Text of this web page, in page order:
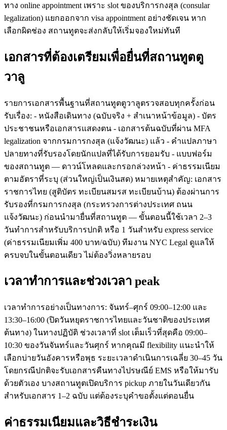
ทาง online appointment เพราะ slot ของบริการกงสุล (consular
legalization) แยกออกจาก visa appointment อย่างชัดเจน หาก
เลือกผิดช่อง สถานทูตจะส่งกลับให้เริ่มจองใหม่ทันที
เอกสารที่ต้องเตรียมเพื่อยื่นที่สถานทูตตู
วาลู
รายการเอกสารพื้นฐานที่สถานทูตตูวาลูตรวจสอบทุกครั้งก่อน
รับเรื่อง: - หนังสือเดินทาง (ฉบับจริง + สำเนาหน้าข้อมูล) - บัตร
ประชาชนหรือเอกสารแสดงตน - เอกสารต้นฉบับที่ผ่าน MFA
legalization จากกรมการกงสุล (แจ้งวัฒนะ) แล้ว - คำแปลภาษา
ปลายทางที่รับรองโดยนักแปลที่ได้รับการยอมรับ - แบบฟอร์ม
ของสถานทูต — ดาวน์โหลดและกรอกล่วงหน้า - ค่าธรรมเนียม
ตามอัตราที่ระบุ (ส่วนใหญ่เป็นเงินสด) หมายเหตุสำคัญ: เอกสาร
ราชการไทย (สูติบัตร ทะเบียนสมรส ทะเบียนบ้าน) ต้องผ่านการ
รับรองที่กรมการกงสุล (กระทรวงการต่างประเทศ ถนน
แจ้งวัฒนะ) ก่อนนำมายื่นที่สถานทูต — ขั้นตอนนี้ใช้เวลา 2–3
วันทำการสำหรับบริการปกติ หรือ 1 วันสำหรับ express service
(ค่าธรรมเนียมเพิ่ม 400 บาท/ฉบับ) ทีมงาน NYC Legal ดูแลให้
ครบจบในขั้นตอนเดียว ไม่ต้องวิ่งหลายรอบ
เวลาทำการและช่วงเวลา peak
เวลาทำการอย่างเป็นทางการ: จันทร์–ศุกร์ 09:00–12:00 และ
13:30–16:00 (ปิดวันหยุดราชการไทยและวันชาติของประเทศ
ต้นทาง) ในทางปฏิบัติ ช่วงเวลาที่ slot เต็มเร็วที่สุดคือ 09:00–
10:30 ของวันจันทร์และวันศุกร์ หากคุณมี flexibility แนะนำให้
เลือกบ่ายวันอังคารหรือพุธ ระยะเวลาดำเนินการเฉลี่ย 30–45 วัน
โดยกรณีปกติจะรับเอกสารคืนทางไปรษณีย์ EMS หรือให้มารับ
ด้วยตัวเอง บางสถานทูตเปิดบริการ pickup ภายในวันเดียวกัน
สำหรับเอกสาร 1–2 ฉบับ แต่ต้องระบุคำขอตั้งแต่ตอนยื่น
ค่าธรรมเนียมและวิธีชำระเงิน